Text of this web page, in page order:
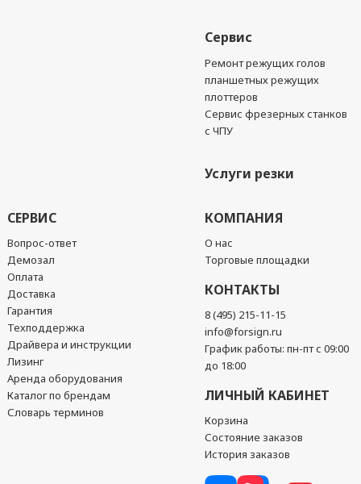
Сервис
Ремонт режущих голов
планшетных режущих
плоттеров
Сервис фрезерных станков
с ЧПУ
Услуги резки
СЕРВИС
Вопрос-ответ
Демозал
Оплата
Доставка
Гарантия
Техподдержка
Драйвера и инструкции
Лизинг
Аренда оборудования
Каталог по брендам
Словарь терминов
КОМПАНИЯ
О нас
Торговые площадки
КОНТАКТЫ
8 (495) 215-11-15
info@forsign.ru
График работы: пн-пт с 09:00
до 18:00
ЛИЧНЫЙ КАБИНЕТ
Корзина
Состояние заказов
История заказов